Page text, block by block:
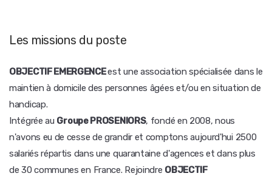
Les missions du poste
OBJECTIF EMERGENCEest une association spécialisée dans le
maintien à domicile des personnes âgées et/ou en situation de
handicap.
Intégrée au Groupe PROSENIORS, fondé en 2008, nous
n'avons eu de cesse de grandir et comptons aujourd'hui 2500
salariés répartis dans une quarantaine d'agences et dans plus
de 30 communes en France. Rejoindre OBJECTIF